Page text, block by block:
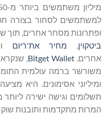
למשתמשים לסחור בצורה
ופתרונות מסחר אחרים, תוך
ביטקוין, מחיר את'ריום
אחרים.Bitget Wallet
ומיליוני אסימונים. היא
המרות מתקדמות ותובנות